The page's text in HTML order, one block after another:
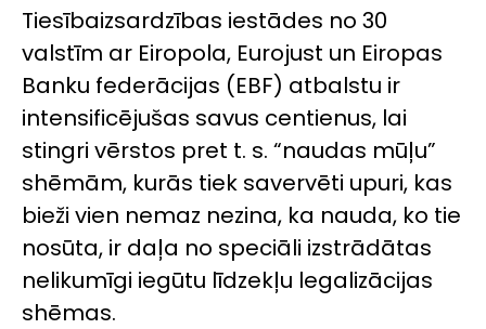
Tiesībaizsardzības iestādes no 30
valstīm ar Eiropola, Eurojust un Eiropas
Banku federācijas (EBF) atbalstu ir
intensificējušas savus centienus, lai
stingri vērstos pret t. s. “naudas mūļu”
shēmām, kurās tiek savervēti upuri, kas
bieži vien nemaz nezina, ka nauda, ko tie
nosūta, ir daļa no speciāli izstrādātas
nelikumīgi iegūtu līdzekļu legalizācijas
shēmas.